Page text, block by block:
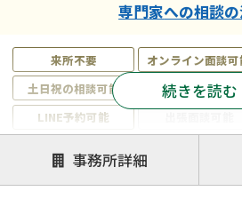
来所不要 オンライン面談
土日祝の相談可能
19時以降電話可能
LINE予約可能
注力案件
遺言書作成・遺言執行
相続放棄
続きを読む
専門家への相談
事務所詳細